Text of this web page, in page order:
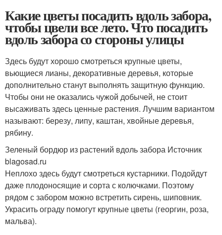
Какие цветы посадить вдоль забора,
чтобы цвели все лето. Что посадить
вдоль забора со стороны улицы
Здесь будут хорошо смотреться крупные цветы,
вьющиеся лианы, декоративные деревья, которые
дополнительно станут выполнять защитную функцию.
Чтобы они не оказались чужой добычей, не стоит
высаживать здесь ценные растения. Лучшим вариантом
называют: березу, липу, каштан, хвойные деревья,
рябину.
Зеленый бордюр из растений вдоль забора Источник
blagosad.ru
Неплохо здесь будут смотреться кустарники. Подойдут
даже плодоносящие и сорта с колючками. Поэтому
рядом с забором можно встретить сирень, шиповник.
Украсить ограду помогут крупные цветы (георгин, роза,
мальва).